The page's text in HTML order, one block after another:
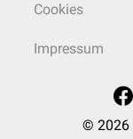
Cookies
Impressum
© 2026